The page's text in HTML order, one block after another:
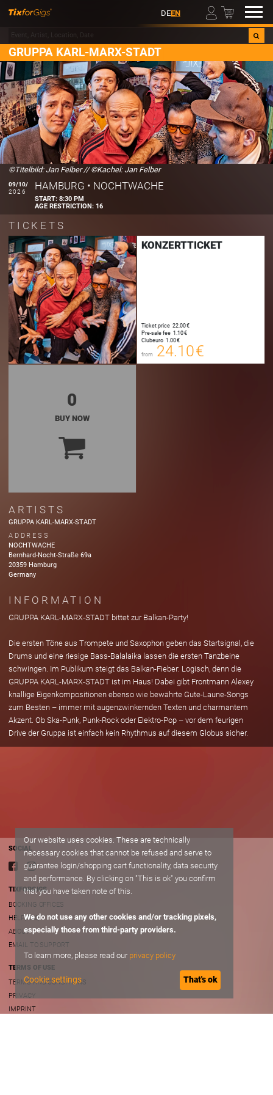
DEEN 00
GRUPPA KARL-MARX-STADT
©Titelbild: Jan Felber // ©Kachel: Jan Felber
09/10/
2026
HAMBURG • NOCHTWACHE
START:8:30 PM
AGE RESTRICTION:16
TICKETS
KONZERTTICKET
Ticket price 22.00 €
Pre-sale fee 1.10 €
Clubeuro 1.00 €
from 24.10 €
00
0
BUY NOW
ARTISTS
GRUPPA KARL-MARX-STADT
ADDRESS
NOCHTWACHE
Bernhard-Nocht-Straße 69a
20359 Hamburg
Germany
INFORMATION
GRUPPA KARL-MARX-STADT bittet zur Balkan-Party!
Die ersten Töne aus Trompete und Saxophon geben das Startsignal, die
Drums und eine riesige Bass-Balalaika lassen die ersten Tanzbeine
schwingen. Im Publikum steigt das Balkan-Fieber: Logisch, denn die
GRUPPA KARL-MARX-STADT ist im Haus! Dabei gibt Frontmann Alexey
knallige Eigenkompositionen ebenso wie bewährte Gute-Laune-Songs
zum Besten – immer mit augenzwinkernden Texten und charmantem
Akzent. Ob Ska-Punk, Punk-Rock oder Elektro-Pop – vor dem feurigen
Drive der Gruppa ist einfach kein Rhythmus auf diesem Globus sicher.
SOCIAL
TIXFORGIGS
BOOKING OFFICES
HELP/FAQ
ABOUT
EMAIL TO SUPPORT
TERMS OF USE
TERMS AND CONDITIONS
PRIVACY
IMPRINT
Our website uses cookies. These are technically
necessary cookies that cannot be refused and serve to
guarantee login/shopping cart functionality, data security
and performance. By clicking on "This is ok" you confirm
that you have taken note of this.
We do not use any other cookies and/or tracking pixels,
especially those from third-party providers.
To learn more, please read our privacy policy
Cookie settings That's ok